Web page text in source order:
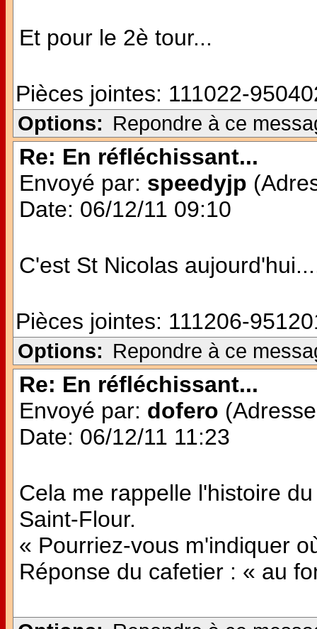
Et pour le 2è tour...
Pièces jointes: 111022-
Options: Repondre à ce
Re: En réfléchissant...
Envoyé par: speedyjp
Date: 06/12/11 09:10
C'est St Nicolas
Pièces jointes: 111206-
Options: Repondre à ce
Re: En réfléchissant...
Envoyé par: dofero
Date: 06/12/11 11:23
Cela me rappelle l'histoire
Saint-Flour.
« Pourriez-vous m'indiquer
Réponse du cafetier : « au